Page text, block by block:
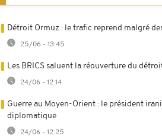
Détroit Ormuz : le trafic reprend malgré
25/06 - 13:45
Les BRICS saluent la réouverture du
24/06 - 12:14
Guerre au Moyen-Orient : le président
diplomatique
24/06 - 12:25